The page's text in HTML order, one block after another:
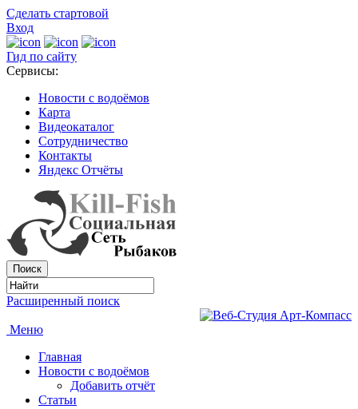
Сделать стартовой
Вход
Гид по сайту
Сервисы:
Новости с водоёмов
Карта
Видеокаталог
Сотрудничество
Контакты
Яндекс Отчёты
Расширенный поиск
Меню
Главная
Новости с водоёмов
Добавить отчёт
Статьи